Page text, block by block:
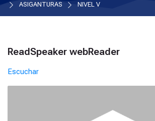
ASIGANTURAS
NIVEL V
Bloques
Salta ReadSpeaker webReader
ReadSpeaker webReader
Escuchar